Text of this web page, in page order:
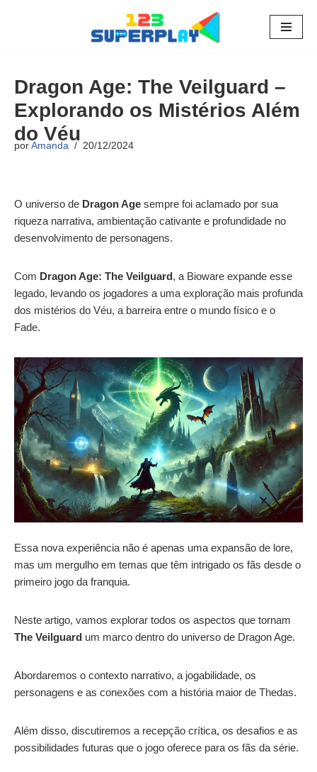
conteúdo
Dragon Age: The Veilguard –
Explorando os Mistérios Além
do Véu
por Amanda 20/12/2024
O universo de Dragon Age sempre foi aclamado por sua
riqueza narrativa, ambientação cativante e profundidade no
desenvolvimento de personagens.
Com Dragon Age: The Veilguard, a Bioware expande esse
legado, levando os jogadores a uma exploração mais profunda
dos mistérios do Véu, a barreira entre o mundo físico e o
Fade.
Essa nova experiência não é apenas uma expansão de lore,
mas um mergulho em temas que têm intrigado os fãs desde o
primeiro jogo da franquia.
Neste artigo, vamos explorar todos os aspectos que tornam
The Veilguard um marco dentro do universo de Dragon Age.
Abordaremos o contexto narrativo, a jogabilidade, os
personagens e as conexões com a história maior de Thedas.
Além disso, discutiremos a recepção crítica, os desafios e as
possibilidades futuras que o jogo oferece para os fãs da série.